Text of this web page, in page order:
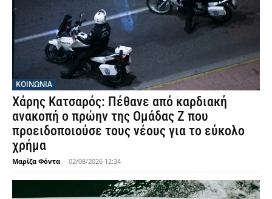
ΚΟΙΝΩΝΙΑ
Χάρης Κατσαρός: Πέθανε από καρδιακή
ανακοπή ο πρώην της Ομάδας Ζ που
προειδοποιούσε τους νέους για το εύκολο
χρήμα
Μαρίζα Φόντα - 02/08/2026 12:34